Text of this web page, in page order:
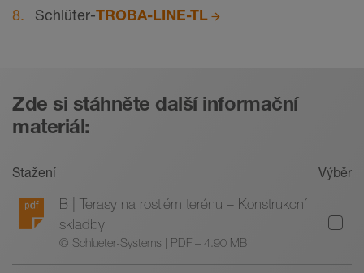
Schlüter-TROBA-LINE-TL
Zde si stáhněte další informační
materiál:
Stažení
Výběr
B | Terasy na rostlém terénu – Konstrukcní
skladby
© Schlueter-Systems | PDF – 4.90 MB